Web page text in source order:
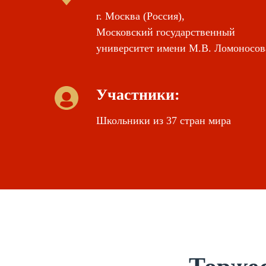
г. Москва (Россия),
Московский государственный
университет имени М.В.
Участники:
Школьники из 37 стран мира